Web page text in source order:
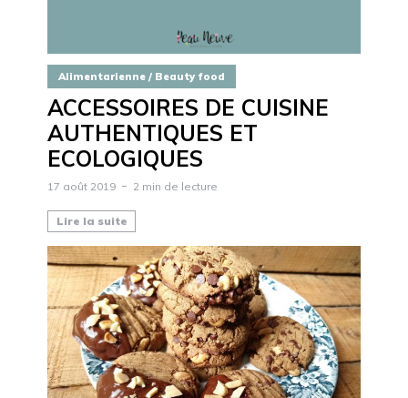
Alimentarienne / Beauty food
ACCESSOIRES DE CUISINE
AUTHENTIQUES ET
ECOLOGIQUES
17 août 2019 2 min de lecture
Lire la suite